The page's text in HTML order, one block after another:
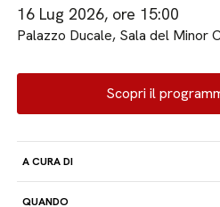
16 Lug 2026, ore 15:00
Palazzo Ducale, Sala del Minor
Scopri il
A CURA DI
QUANDO